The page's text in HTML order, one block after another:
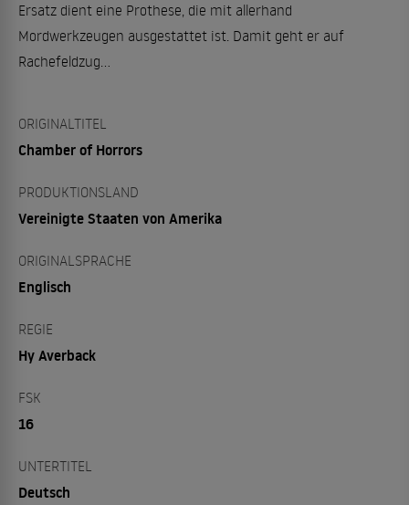
Ersatz dient eine Prothese, die mit allerhand
Mordwerkzeugen ausgestattet ist. Damit geht er auf
Rachefeldzug...
ORIGINALTITEL
Chamber of Horrors
PRODUKTIONSLAND
Vereinigte Staaten von Amerika
ORIGINALSPRACHE
Englisch
REGIE
Hy Averback
FSK
16
UNTERTITEL
Deutsch